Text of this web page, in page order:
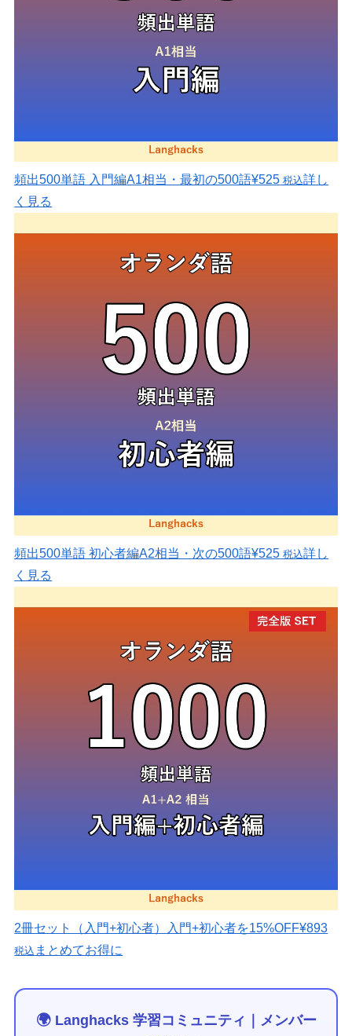
頻出500単語 入門編A1相当・最初の500語¥525 税込詳し
く見る
頻出500単語 初心者編A2相当・次の500語¥525 税込詳し
く見る
2冊セット（入門+初心者） 入門+初心者を15%OFF¥893
税込 まとめてお得に
🌍 Langhacks 学習コミュニティ｜メンバー